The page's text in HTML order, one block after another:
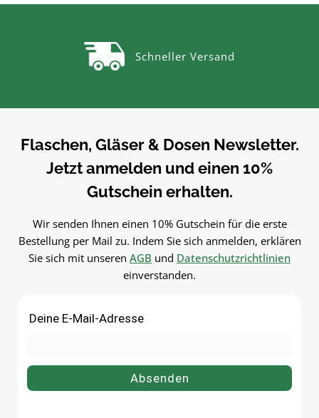
KunststoffVerwendungTrichter
zum sauberen Abfüllen ohne
Kleckern. Einfach in der
Gebrauch.PflegehinweiseNach
lassenJetzt bestellenBestelle
Trichter bequem online bei
flaschen-glaeser-und-dosen.de.
Kleckern. Einfach in der
Gebrauch reinigenGut
Trichter bequem online
flaschen-glaeser-und-
Schneller Versand
Flaschen, Gläser & Dosen Newsletter.
Jetzt anmelden und einen 10%
Gutschein erhalten.
Wir senden Ihnen einen 10% Gutschein für die erste
Bestellung per Mail zu. Indem Sie sich anmelden, erklären
Sie sich mit unseren AGB und Datenschutzrichtlinien
einverstanden.